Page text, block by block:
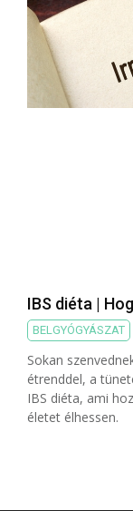
IBS diéta |
BELGYÓGYÁSZAT
Sokan
étrenddel, a
IBS diéta, ami
életet élhessen.